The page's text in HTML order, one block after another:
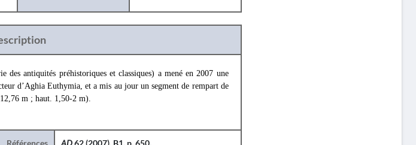
des antiquités préhistoriques et classiques) a mené en 2007 une
d’Aghia Euthymia, et a mis au jour un segment de rempart de
m ; haut. 1,50-2 m).
Références
AD62 (2007), B1, p. 650.